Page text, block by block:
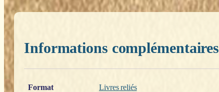
Informations complémentaires
Format
Livres reliés